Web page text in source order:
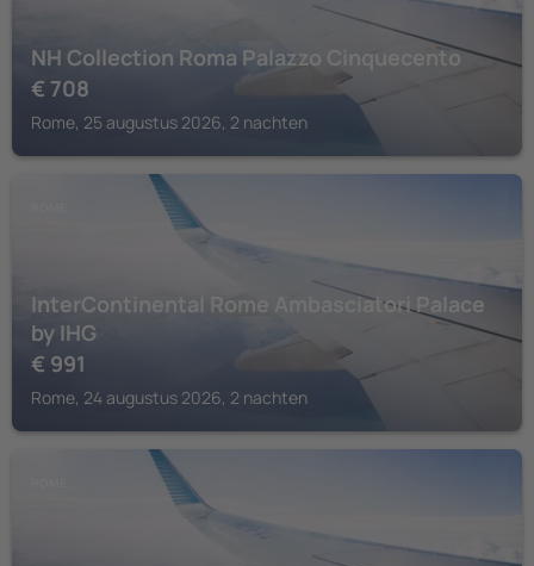
NH Collection Roma Palazzo Cinquecento
€ 708
Rome, 25 augustus 2026, 2 nachten
InterContinental Rome Ambasciatori Palace
by IHG
€ 991
Rome, 24 augustus 2026, 2 nachten